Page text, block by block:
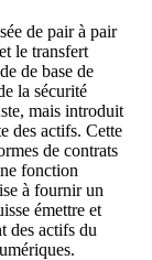
de pair à pair
le transfert
de base de
la sécurité
mais introduit
des actifs. Cette
de contrats
fonction
à fournir un
émettre et
des actifs du